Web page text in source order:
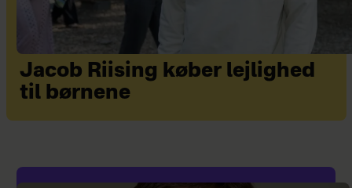
Jacob Riising køber lejlighed
til børnene